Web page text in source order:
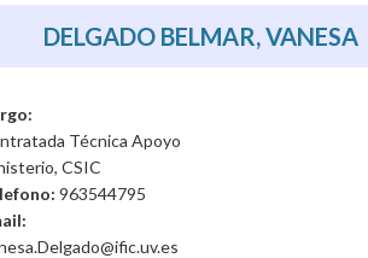
DELGADO BELMAR, VANESA
Técnica Apoyo
CSIC
963544795